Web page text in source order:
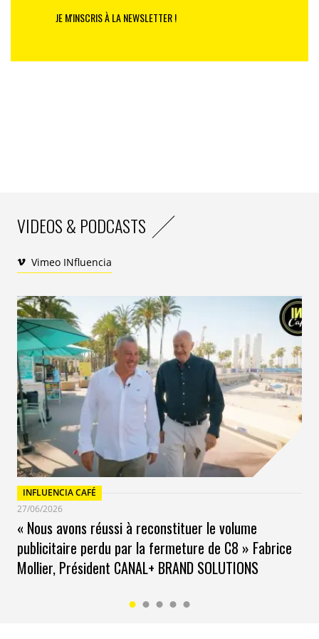
JE M'INSCRIS À LA NEWSLETTER !
VIDEOS & PODCASTS
Vimeo INfluencia
INFLUENCIA CAFÉ
27/06/2026
« Nous avons réussi à reconstituer le volume
publicitaire perdu par la fermeture de C8 » Fabrice
Mollier, Président CANAL+ BRAND SOLUTIONS